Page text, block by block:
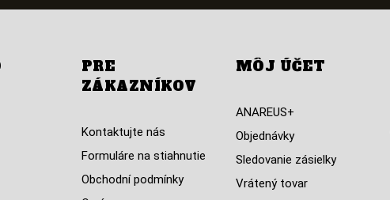
PRE
ZÁKAZNÍKOV
Kontaktujte nás
Formuláre na stiahnutie
Obchodní podmínky
MÔJ ÚČET
ANAREUS+
Objednávky
Sledovanie zásielky
Vrátený tovar